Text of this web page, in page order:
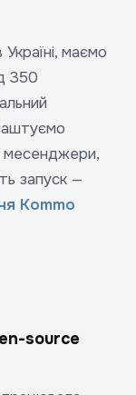
маємо
350
месенджери,
запуск —
Kommo
source